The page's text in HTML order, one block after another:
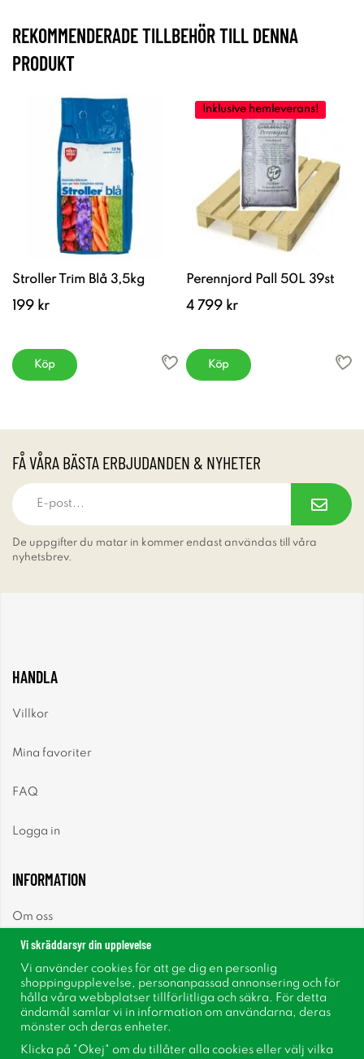
REKOMMENDERADE TILLBEHÖR TILL DENNA
PRODUKT
Stroller Trim Blå 3,5kg
199 kr
Köp
Inklusive hemleverans!
Perennjord Pall 50L 39st
4 799 kr
Köp
FÅ VÅRA BÄSTA ERBJUDANDEN & NYHETER
De uppgifter du matar in kommer endast användas till våra
nyhetsbrev.
HANDLA
Villkor
Mina favoriter
FAQ
Logga in
INFORMATION
Om oss
Nyhetsbrev
Om cookies
Vi skräddarsyr din upplevelse
Vi använder cookies för att ge dig en personlig
shoppingupplevelse, personanpassad annonsering och för
hålla våra webbplatser tillförlitliga och säkra. För detta
ändamål samlar vi in information om användarna, deras
mönster och deras enheter.
Klicka på "Okej" om du tillåter alla cookies eller välj vilka